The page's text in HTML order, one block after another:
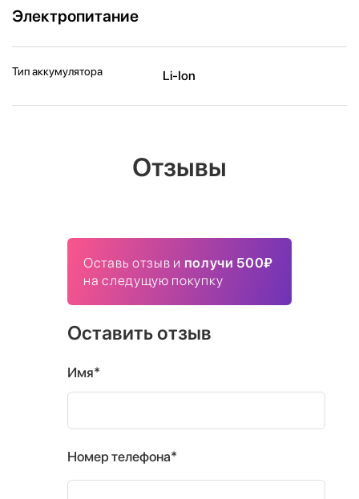
Электропитание
Тип аккумулятора Li-Ion
Отзывы
Оставь отзыв и получи 500₽
на следущую покупку
Оставить отзыв
Имя*
Номер телефона*